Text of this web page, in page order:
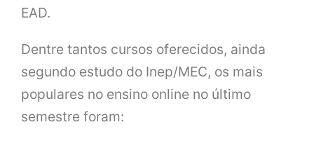
EAD.
Dentre tantos cursos oferecidos, ainda
segundo estudo do Inep/MEC, os mais
populares no ensino online no último
semestre foram: